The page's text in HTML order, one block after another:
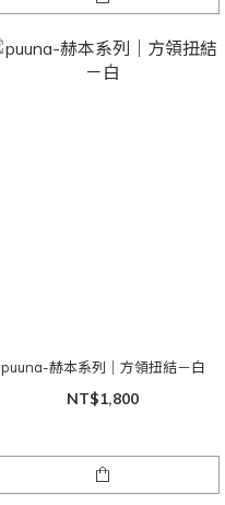
puuna-赫本系列｜方領扭結－白
NT$1,800